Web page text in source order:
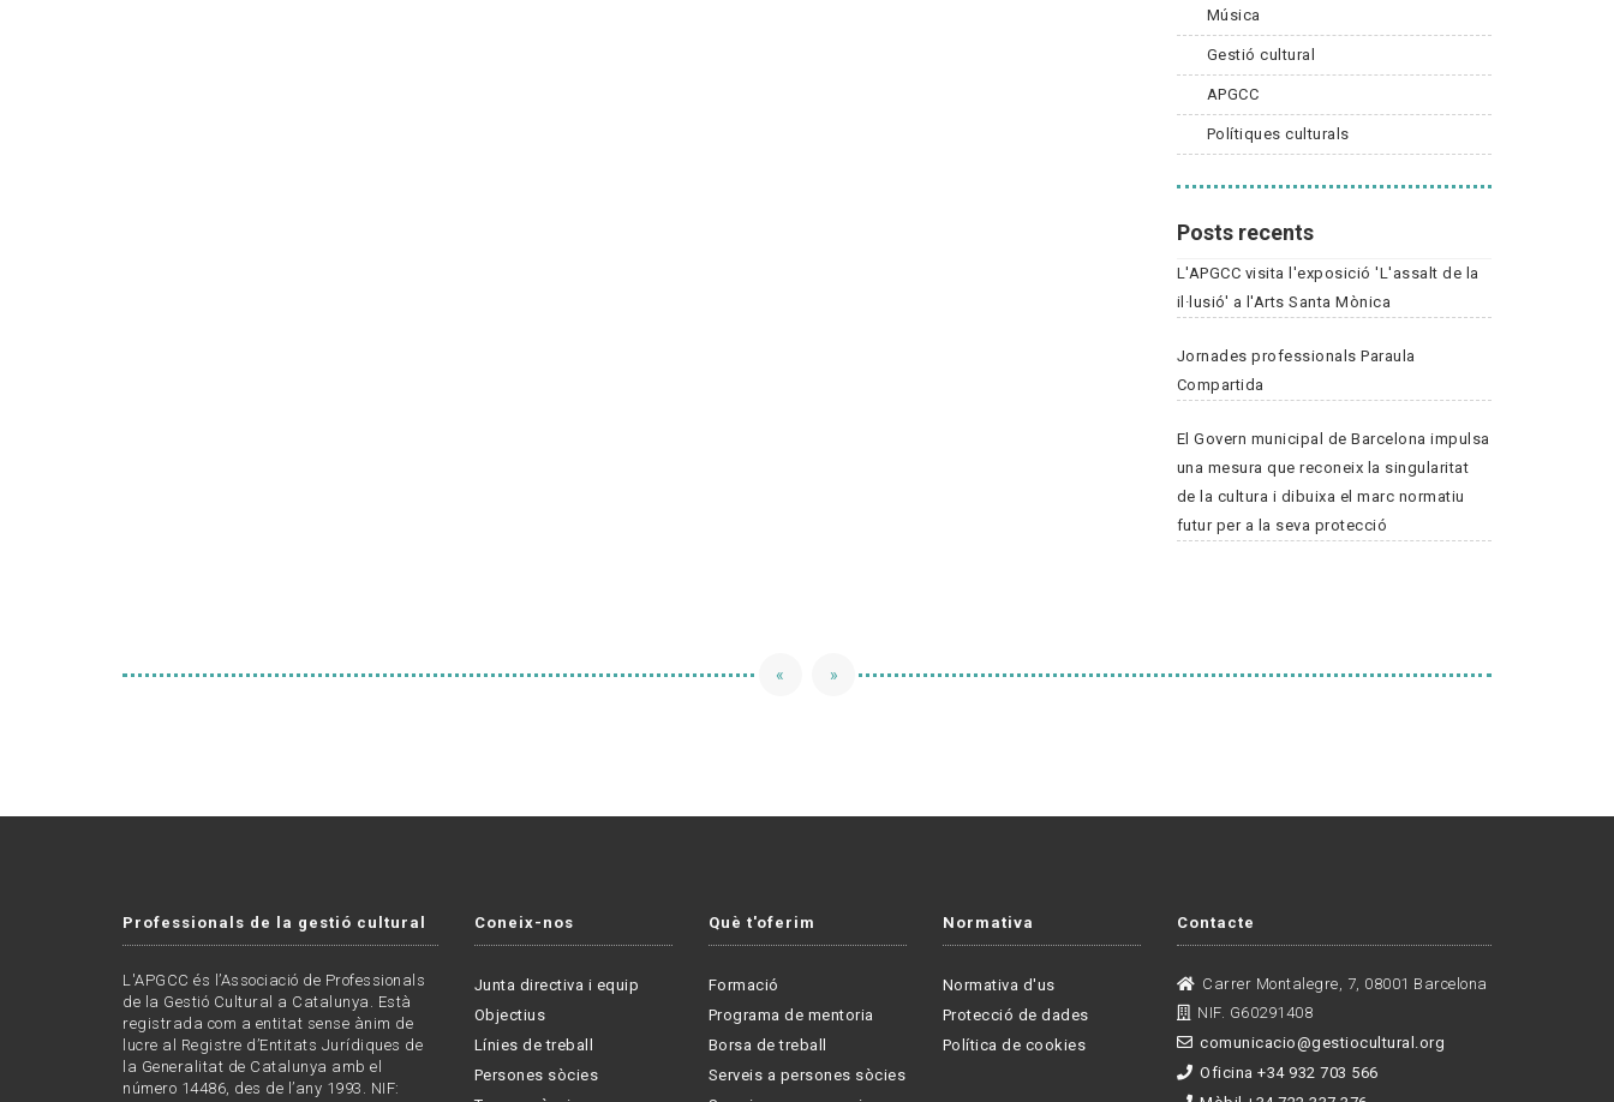
Música
Gestió cultural
APGCC
Polítiques culturals
Posts recents
L'APGCC visita l'exposició 'L'assalt de la
il·lusió' a l'Arts Santa Mònica
Jornades professionals Paraula
Compartida
El Govern municipal de Barcelona impulsa
una mesura que reconeix la singularitat
de la cultura i dibuixa el marc normatiu
futur per a la seva protecció
« »
Professionals de la gestió cultural
L'APGCC és l’Associació de Professionals
de la Gestió Cultural a Catalunya. Està
registrada com a entitat sense ànim de
lucre al Registre d’Entitats Jurídiques de
la Generalitat de Catalunya amb el
número 14486, des de l’any 1993. NIF:
Coneix-nos
Junta directiva i equip
Objectius
Línies de treball
Persones sòcies
Què t'oferim
Formació
Programa de mentoria
Borsa de treball
Serveis a persones sòcies
Normativa
Normativa d'us
Protecció de dades
Política de cookies
Contacte
Carrer Montalegre, 7, 08001 Barcelona
NIF. G60291408
comunicacio@gestiocultural.org
Oficina +34 932 703 566